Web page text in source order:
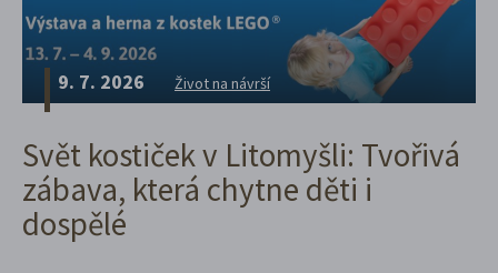
9. 7. 2026 Život na návrší
Svět kostiček v Litomyšli: Tvořivá
zábava, která chytne děti i
dospělé